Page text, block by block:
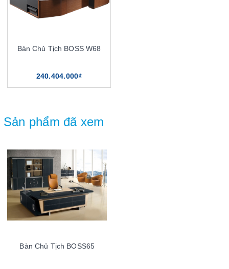
Bàn Chủ Tịch BOSS W68
240.404.000₫
Sản phẩm đã xem
Bàn Chủ Tịch BOSS65